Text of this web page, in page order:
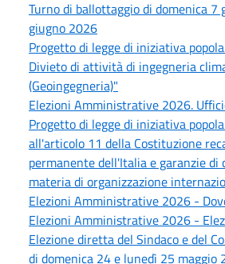
Turno di ballottaggio di domenica 7
giugno 2026
Progetto di legge di iniziativa
Divieto di attività di ingegneria
(Geoingegneria)"
Elezioni Amministrative 2026.
Progetto di legge di iniziativa
all'articolo 11 della Costituzione
permanente dell'Italia e garanzie
materia di organizzazione
Elezioni Amministrative 2026 -
Elezioni Amministrative 2026 -
Elezione diretta del Sindaco e del
di domenica 24 e lunedì 25 maggio